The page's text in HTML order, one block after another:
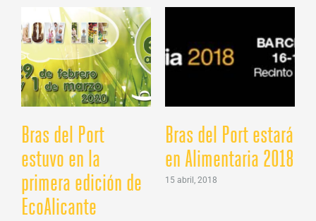
Bras del Port
estuvo en la
primera edición de
EcoAlicante
Bras del Port estará
en Alimentaria 2018
15 abril, 2018